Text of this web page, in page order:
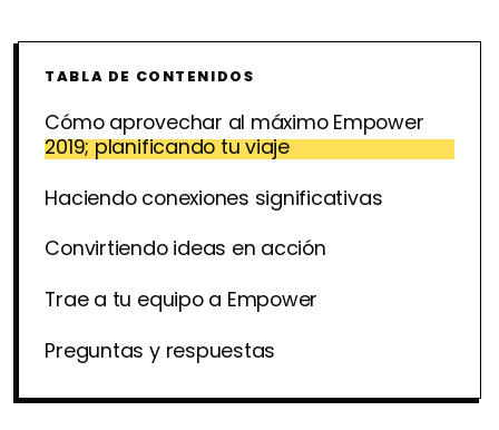
TABLA DE CONTENIDOS
Cómo aprovechar al máximo Empower
2019; planificando tu viaje
Haciendo conexiones significativas
Convirtiendo ideas en acción
Trae a tu equipo a Empower
Preguntas y respuestas